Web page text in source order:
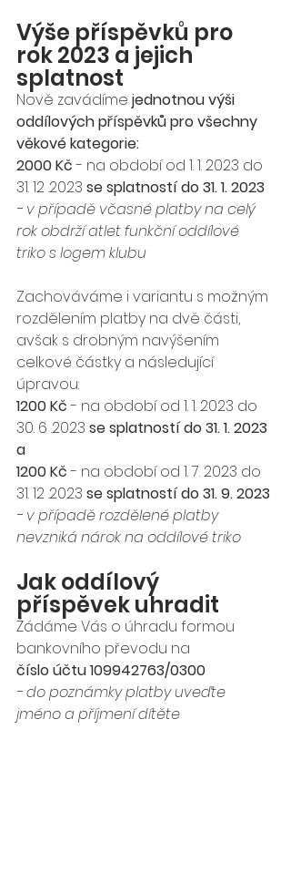
Výše příspěvků pro
rok 2023 a jejich
splatnost
Nově zavádíme jednotnou výši
oddílových příspěvků pro všechny
věkové kategorie:
2000 Kč - na období od 1. 1. 2023 do
31. 12 .2023 se splatností do 31. 1. 2023
- v případě včasné platby na celý
rok obdrží atlet funkční oddílové
triko s logem klubu
Zachováváme i variantu s možným
rozdělením platby na dvě části,
avšak s drobným navýšením
celkové částky a následující
úpravou:
1200 Kč - na období od 1. 1. 2023 do
30. 6 .2023 se splatností do 31. 1. 2023
a
1200 Kč - na období od 1. 7. 2023 do
31. 12 .2023 se splatností do 31. 9. 2023
- v případě rozdělené platby
nevzniká nárok na oddílové triko
Jak oddílový
příspěvek uhradit
Žádáme Vás o úhradu formou
bankovního převodu na
číslo účtu 109942763/0300
- do poznámky platby uveďte
jméno a příjmení dítěte